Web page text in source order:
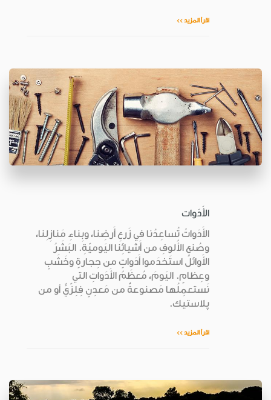
اقرأ المزيد >>
الأَدَوات
الأَدَواتُ تُساعِدُنا في زَرعِ أَرضِنا، وبِناءِ مَنازِلِنا،
وصُنعِ الأُلوفِ من أَشيائِنا اليَوميّةِ. البَشَرُ
الأَوائلُ استَخدَموا أَدَواتٍ من حِجارةٍ وخَشَبٍ
وعِظامٍ. اليَومَ، مُعظَمُ الأَدَواتِ التي
نَستعمِلُها مَصنوعةٌ من مَعدِنٍ فِلِزّيٍّ أو من
پلاستيك.
اقرأ المزيد >>